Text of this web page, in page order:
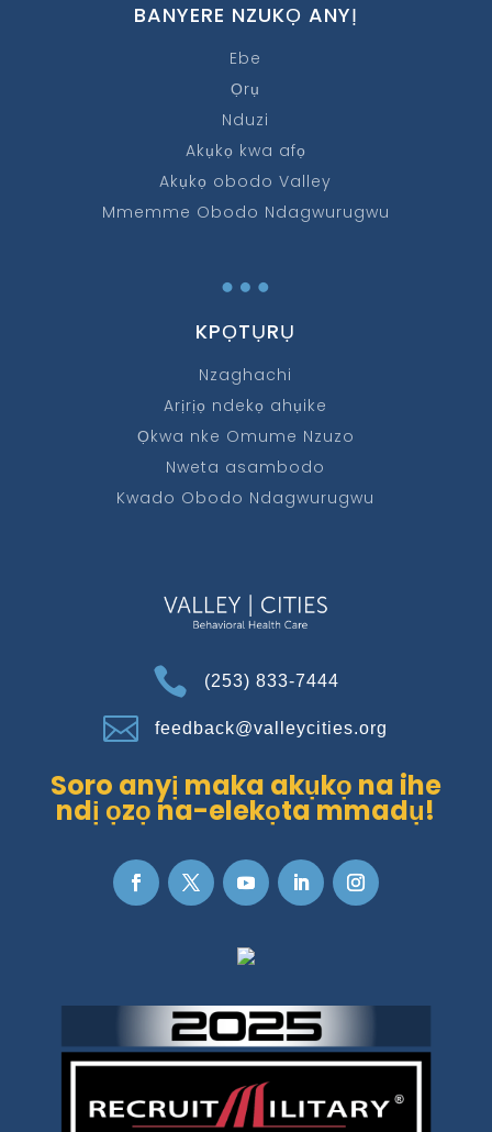
BANYERE NZUKỌ ANYỊ
Ebe
Ọrụ
Nduzi
Akụkọ kwa afọ
Akụkọ obodo Valley
Mmemme Obodo Ndagwurugwu
…
KPỌTỤRỤ
Nzaghachi
Arịrịọ ndekọ ahụike
Ọkwa nke Omume Nzuzo
Nweta asambodo
Kwado Obodo Ndagwurugwu
 (253) 833-7444
 feedback@valleycities.org
Soro anyị maka akụkọ na ihe
ndị ọzọ na-elekọta mmadụ!